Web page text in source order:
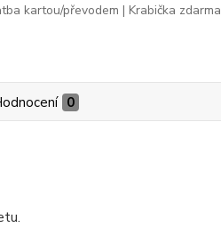
kartou/převodem | Krabička zdarma
0